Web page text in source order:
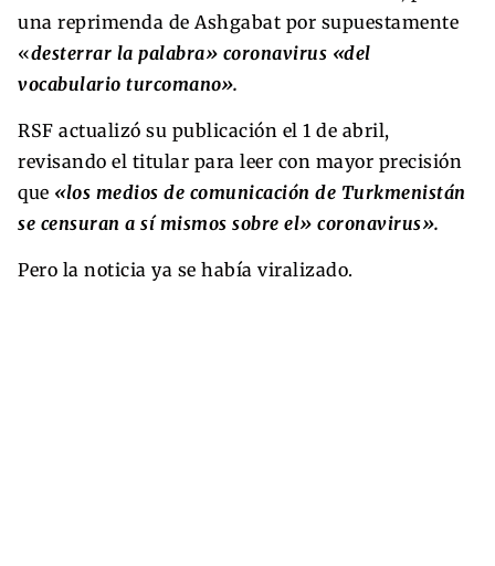
una reprimenda de Ashgabat por supuestamente
«desterrar la palabra» coronavirus «del
vocabulario turcomano».
RSF actualizó su publicación el 1 de abril,
revisando el titular para leer con mayor precisión
que «los medios de comunicación de Turkmenistán
se censuran a sí mismos sobre el» coronavirus».
Pero la noticia ya se había viralizado.